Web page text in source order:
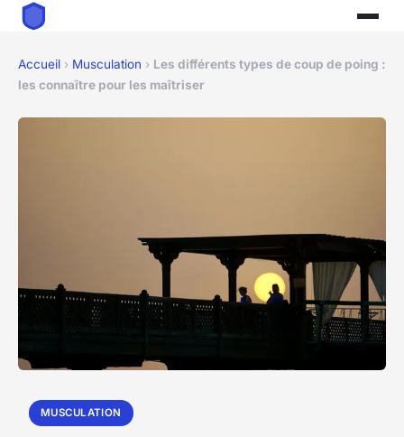
Accueil › Musculation › Les différents types de coup de poing :
les connaître pour les maîtriser
MUSCULATION